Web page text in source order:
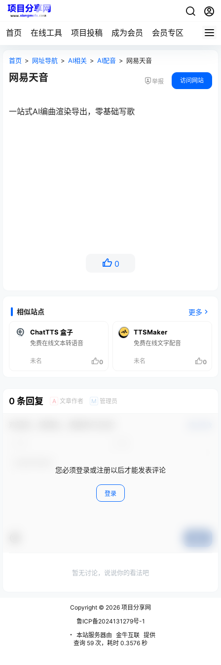
首页 在线工具 项目投稿 成为会员 会员专区
首页 > 网址导航 > AI相关 > AI配音 > 网易天音
网易天音 举报 访问网站
一站式AI编曲渲染导出，零基础写歌
0
相似站点 更多
ChatTTS 盒子
免费在线文本转语音
未名 0
TTSMaker
免费在线文字配音
未名 0
0 条回复 A 文章作者 M 管理员
您必须登录或注册以后才能发表评论
登录
暂无讨论，说说你的看法吧
Copyright © 2026 项目分享网
鲁ICP备2024131279号-1
・ 本站服务器由 金牛互联 提供
查询 59 次，耗时 0.3576 秒